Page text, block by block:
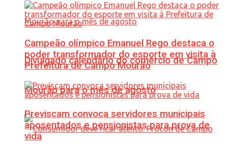
Divulgado calendário do comércio de Campo
Mourão para o mês de agosto
Campeão olímpico Emanuel Rego destaca o
poder transformador do esporte em visita à
Prefeitura de Campo Mourão
Previscam convoca servidores municipais
aposentados e pensionistas para prova de
vida